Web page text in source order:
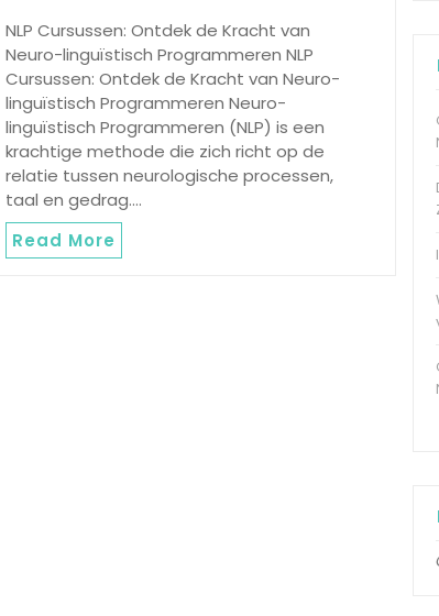
NLP Cursussen: Ontdek de Kracht van
Neuro-linguïstisch Programmeren NLP
Cursussen: Ontdek de Kracht van Neuro-
linguïstisch Programmeren Neuro-
linguïstisch Programmeren (NLP) is een
krachtige methode die zich richt op de
relatie tussen neurologische processen,
taal en gedrag.…
Read More